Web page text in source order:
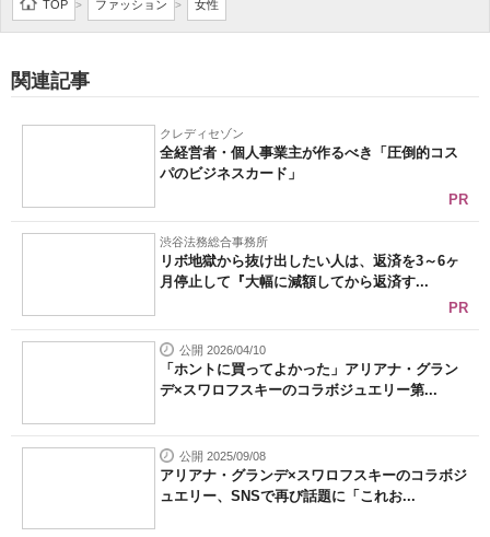
TOP > ファッション > 女性
関連記事
クレディセゾン
全経営者・個人事業主が作るべき「圧倒的コス
パのビジネスカード」
PR
渋谷法務総合事務所
リボ地獄から抜け出したい人は、返済を3～6ヶ
月停止して『大幅に減額してから返済す...
PR
公開 2026/04/10
「ホントに買ってよかった」アリアナ・グラン
デ×スワロフスキーのコラボジュエリー第...
公開 2025/09/08
アリアナ・グランデ×スワロフスキーのコラボジ
ュエリー、SNSで再び話題に「これお...